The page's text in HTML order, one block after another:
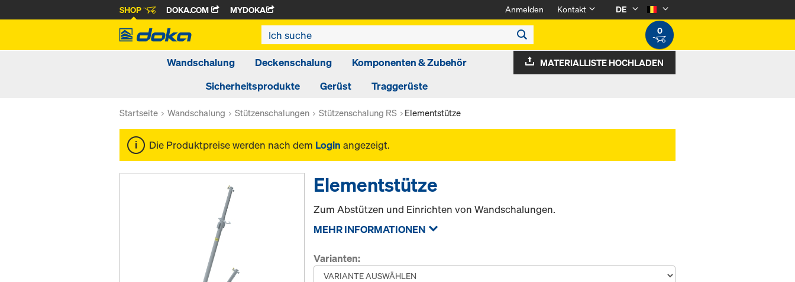
SHOP DOKA.COM MYDOKA Anmelden Kontakt
DE
0
Wandschalung Deckenschalung
Komponenten & Zubehör
Sicherheitsprodukte
Gerüst Traggerüste
MATERIALLISTE HOCHLADEN
Startseite Wandschalung Stützenschalungen Stützenschalung RS Elementstütze
Die Produktpreise werden nach dem Login angezeigt.
Elementstütze
Zum Abstützen und Einrichten von Wandschalungen.
MEHR INFORMATIONEN
Varianten: